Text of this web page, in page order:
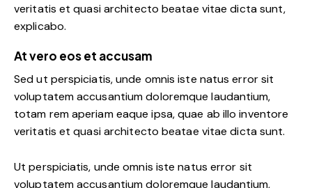
veritatis et quasi architecto beatae vitae dicta sunt,
explicabo.
At vero eos et accusam
Sed ut perspiciatis, unde omnis iste natus error sit
voluptatem accusantium doloremque laudantium,
totam rem aperiam eaque ipsa, quae ab illo inventore
veritatis et quasi architecto beatae vitae dicta sunt.
Ut perspiciatis, unde omnis iste natus error sit
voluptatem accusantium doloremque laudantium,